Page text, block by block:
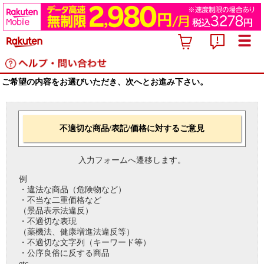
ご希望の内容をお選びいただき、次へとお進み下さい。
不適切な商品/表記/価格に対するご意見
入力フォームへ遷移します。
例
・違法な商品（危険物など）
・不当な二重価格など
（景品表示法違反）
・不適切な表現
（薬機法、健康増進法違反等）
・不適切な文字列（キーワード等）
・公序良俗に反する商品